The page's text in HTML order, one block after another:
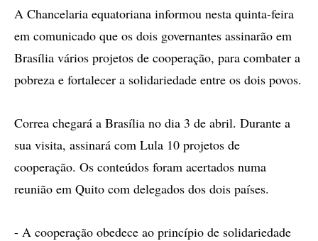
A Chancelaria equatoriana informou nesta quinta-feira
em comunicado que os dois governantes assinarão em
Brasília vários projetos de cooperação, para combater a
pobreza e fortalecer a solidariedade entre os dois povos.
Correa chegará a Brasília no dia 3 de abril. Durante a
sua visita, assinará com Lula 10 projetos de
cooperação. Os conteúdos foram acertados numa
reunião em Quito com delegados dos dois países.
- A cooperação obedece ao princípio de solidariedade